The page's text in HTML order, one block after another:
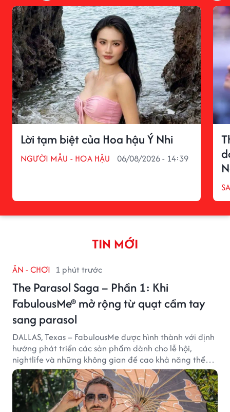
Lời tạm biệt của Hoa hậu Ý Nhi
NGƯỜI MẪU - HOA HẬU 06/08/2026 - 14:39
TIN MỚI
ĂN - CHƠI 1 phút trước
The Parasol Saga – Phần 1: Khi
FabulousMe® mở rộng từ quạt cầm tay
sang parasol
DALLAS, Texas – FabulousMe được hình thành với định
hướng phát triển các sản phẩm dành cho lễ hội,
nightlife và những không gian đề cao khả năng thể
hiện bản thân. Trong quá trình xây dựng thương hiệu,
quạt cầm tay trở thành dòng sản phẩm tạo được
thành công ban đầu, giúp FabulousMe từng bước mở
rộng mức độ hiện diện trên thị trường.